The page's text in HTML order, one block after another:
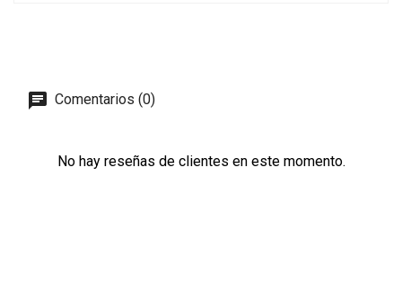
Comentarios (0)
No hay reseñas de clientes en este momento.